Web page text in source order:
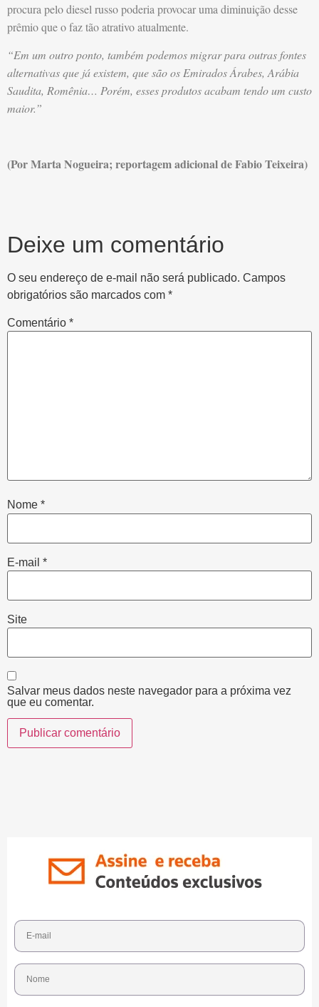
procura pelo diesel russo poderia provocar uma diminuição desse
prêmio que o faz tão atrativo atualmente.
“Em um outro ponto, também podemos migrar para outras fontes
alternativas que já existem, que são os Emirados Árabes, Arábia
Saudita, Romênia… Porém, esses produtos acabam tendo um custo
maior.”
(Por Marta Nogueira; reportagem adicional de Fabio Teixeira)
Deixe um comentário
O seu endereço de e-mail não será publicado. Campos
obrigatórios são marcados com *
Comentário *
Nome *
E-mail *
Site
Salvar meus dados neste navegador para a próxima vez
que eu comentar.